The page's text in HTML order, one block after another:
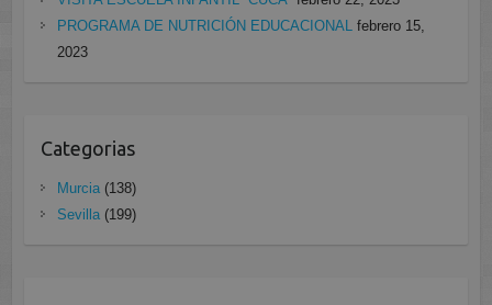
PROGRAMA DE NUTRICIÓN EDUCACIONAL febrero 15,
2023
Categorias
Murcia(138)
Sevilla(199)